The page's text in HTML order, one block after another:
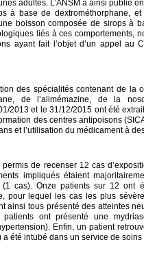
adultes. L’ANSM a ainsi publié
à base de dextrométhorphane,
boisson composée de sirops à
liés à ces comportements,
ayant fait l’objet d’un appel au
des spécialités contenant de la
de l’alimémazine, de la
2013 et le 31/12/2015 ont été
des centres antipoisons
et l’utilisation du médicament à
permis de recenser 12 cas
impliqués étaient
cas). Onze patients sur 12 ont
pour lequel les cas les plus
ainsi tous présenté des atteintes
patients ont présenté une
Enfin, un patient
a été intubé dans un service de soins